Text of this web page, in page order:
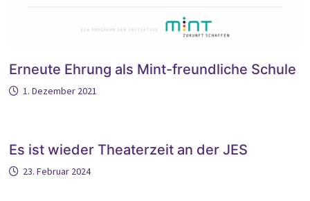
Erneute Ehrung als Mint-freundliche Schule
1. Dezember 2021
Es ist wieder Theaterzeit an der JES
23. Februar 2024